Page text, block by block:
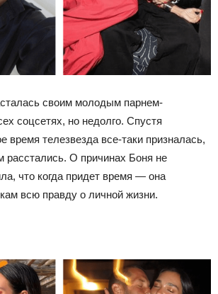
своим молодым парнем-
соцсетях, но недолго. Спустя
время телезвезда все-таки призналась,
расстались. О причинах Боня не
что когда придет время — она
всю правду о личной жизни.